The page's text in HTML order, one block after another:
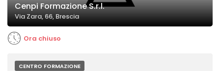
Cenpi Formazione S.r.l.
Via Zara, 66, Brescia
Ora chiuso
CENTRO FORMAZIONE